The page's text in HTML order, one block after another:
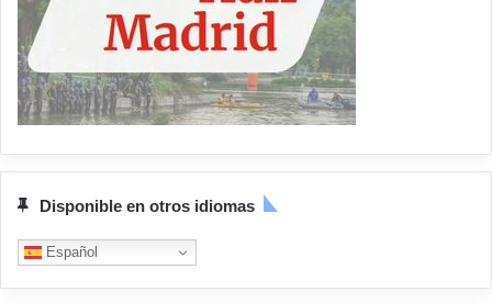
Disponible en otros idiomas
Español